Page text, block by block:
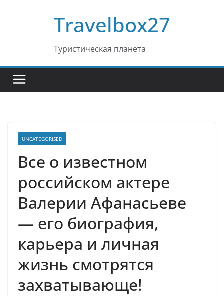
Travelbox27
Туристическая планета
UNCATEGORISED
Все о известном
российском актере
Валерии Афанасьеве
— его биография,
карьера и личная
жизнь смотрятся
захватывающе!